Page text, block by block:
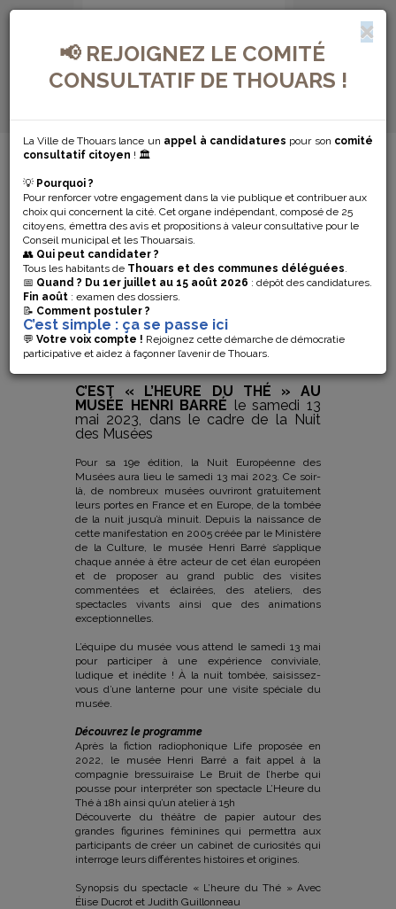
📢 REJOIGNEZ LE COMITÉ
CONSULTATIF DE THOUARS !
La Ville de Thouars lance un appel à candidatures pour son comité
consultatif citoyen ! 🏛️
💡 Pourquoi ?
Pour renforcer votre engagement dans la vie publique et contribuer aux
choix qui concernent la cité. Cet organe indépendant, composé de 25
citoyens, émettra des avis et propositions à valeur consultative pour le
Conseil municipal et les Thouarsais.
👥 Qui peut candidater ?
Tous les habitants de Thouars et des communes déléguées.
📅 Quand ? Du 1er juillet au 15 août 2026 : dépôt des candidatures.
Fin août : examen des dossiers.
📝 Comment postuler ?
C’est simple : ça se passe ici
💬 Votre voix compte ! Rejoignez cette démarche de démocratie
participative et aidez à façonner l’avenir de Thouars.
MENU DE NAVIGATION...
C’EST «
L’HEURE DU
THÉ » AU
MUSÉE HENRI
BARRÉ
C’EST « L’HEURE DU THÉ » AU
MUSÉE HENRI BARRÉ le samedi 13
mai 2023, dans le cadre de la Nuit
des Musées
Pour sa 19e édition, la Nuit Européenne des
Musées aura lieu le samedi 13 mai 2023. Ce soir-
là, de nombreux musées ouvriront gratuitement
leurs portes en France et en Europe, de la tombée
de la nuit jusqu’à minuit. Depuis la naissance de
cette manifestation en 2005 créée par le Ministère
de la Culture, le musée Henri Barré s’applique
chaque année à être acteur de cet élan européen
et de proposer au grand public des visites
commentées et éclairées, des ateliers, des
spectacles vivants ainsi que des animations
exceptionnelles.
L’équipe du musée vous attend le samedi 13 mai
pour participer à une expérience conviviale,
ludique et inédite ! À la nuit tombée, saisissez-
vous d’une lanterne pour une visite spéciale du
musée.
Découvrez le programme
Après la fiction radiophonique Life proposée en
2022, le musée Henri Barré a fait appel à la
compagnie bressuiraise Le Bruit de l’herbe qui
pousse pour interpréter son spectacle L’Heure du
Thé à 18h ainsi qu’un atelier à 15h
Découverte du théâtre de papier autour des
grandes figurines féminines qui permettra aux
participants de créer un cabinet de curiosités qui
interroge leurs différentes histoires et origines.
Synopsis du spectacle « L’heure du Thé » Avec
Élise Ducrot et Judith Guillonneau